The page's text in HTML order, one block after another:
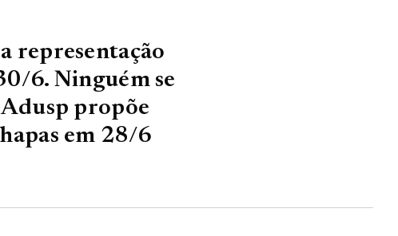
representação
6. Ninguém se
propõe
em 28/6